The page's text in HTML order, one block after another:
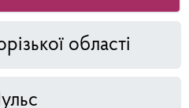
області